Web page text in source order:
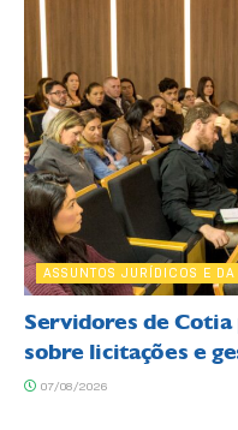
ASSUNTOS JURÍDICOS E
Servidores de
sobre licitações e
07/08/2026